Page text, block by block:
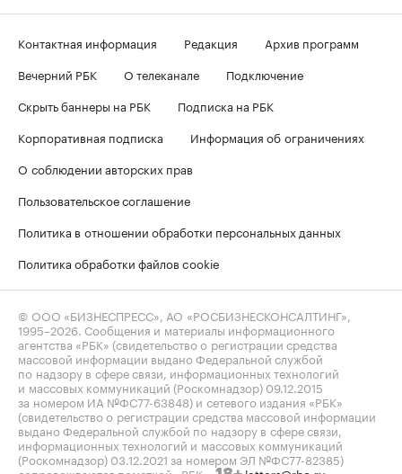
Контактная информация Редакция
Архив программ
Вечерний РБК
О телеканале
Подключение
Скрыть баннеры на РБК
Подписка на РБК
Корпоративная подписка
Информация об ограничениях
О соблюдении авторских прав
Пользовательское соглашение
Политика в отношении обработки персональных данных
Политика обработки файлов cookie
© ООО «БИЗНЕСПРЕСС», АО «РОСБИЗНЕСКОНСАЛТИНГ»,
1995–2026 . Сообщения и материалы информационного
агентства «РБК» (свидетельство о регистрации средства
массовой информации выдано Федеральной службой
по надзору в сфере связи, информационных технологий
и массовых коммуникаций (Роскомнадзор) 09.12.2015
за номером ИА №ФС77-63848) и сетевого издания «РБК»
(свидетельство о регистрации средства массовой информации
выдано Федеральной службой по надзору в сфере связи,
информационных технологий и массовых коммуникаций
(Роскомнадзор) 03.12.2021 за номером ЭЛ №ФС77-82385)